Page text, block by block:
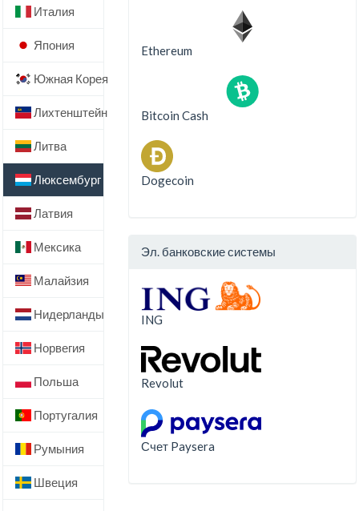
Италия
Япония
Южная Корея
Лихтенштейн
Литва
Люксембург
Латвия
Мексика
Малайзия
Нидерланды
Норвегия
Польша
Португалия
Румыния
Швеция
Ethereum
Bitcoin Cash
Dogecoin
Эл. банковские системы
ING
Revolut
Счет Paysera